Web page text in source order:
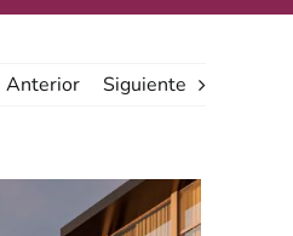
Anterior Siguiente